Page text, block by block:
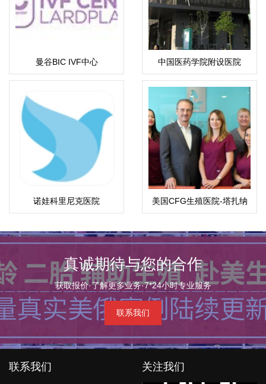
曼谷BIC IVF中心 中国医药学院附设医院
诺娃科里尼克医院
美国CFG生殖医院-塔扎纳
总院
真诚期待与您的合作
获取报价·了解更多业务·7*24小时专业服务
联系我们
联系我们 关注我们